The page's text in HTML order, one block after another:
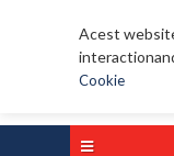
Acest
Cookie